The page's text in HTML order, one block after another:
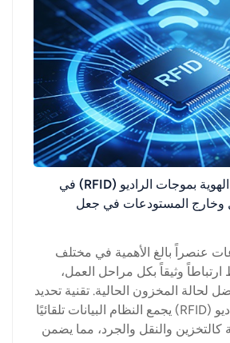
한
แบ
تساهم تقنية تحديد الهوية بموجات الراديو (RFID) في
وخارج المستودعات في جعل
عنصراً بالغ الأهمية في مختلف
ارتباطاً وثيقاً بكل مراحل العمل،
المخزون الحالية. تقنية تحديد
الهوية بموجات الراديو (RFID) يجمع النظام البيانات تلقائيًا
والنقل والجرد، مما يضمن